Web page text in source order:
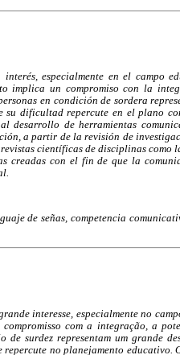
especialmente en el campo
implica un compromiso con la
en condición de sordera
dificultad repercute en el plano
desarrollo de herramientas
a partir de la revisión de
científicas de disciplinas
creadas con el fin de que la
de señas, competencia
interesse, especialmente no
com a integração, a
de surdez representam um grande
no planejamento educativo.